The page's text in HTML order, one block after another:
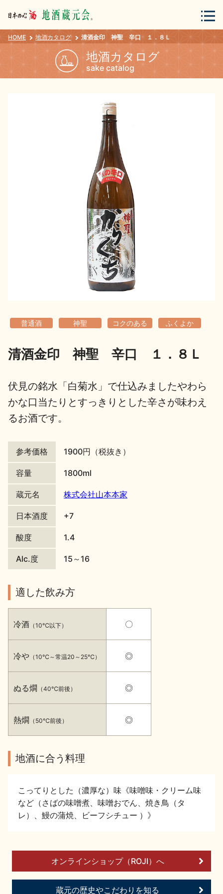
会員登録 ログイン
地酒カタログ
地酒解体新書
歳時記 地酒蔵元会検定
地酒川柳
地酒・イベント情報
季節の商品
地酒蔵元会とは
HOME 地酒カタログ 清酒金印 神聖 辛口 １．８Ｌ
地酒カタログ
sake catalog
普通酒 神聖 コクのある ふくよか
清酒金印 神聖 辛口 １．８Ｌ
伏見の銘水「白菊水」で仕込みましたやわら
かな口当たりとすっきりとした辛さが味わえ
るお酒です。
参考価格 1900円（税抜き）
容量 1800ml
蔵元名 株式会社山本本家
日本酒度 +7
酸度 1.4
Alc.度 15～16
適した飲み方
冷酒 （10℃以下）
冷や （10℃～常温20～25℃）
ぬる燗 （40℃前後）
熱燗 （50℃前後）
〇
◎
◎
◎
地酒に合う料理
こってりとした（濃厚な）味《味噌味・クリーム味
など（さばの味噌煮、味噌おでん、焼き鳥（タ
レ）、鰻の蒲焼、ビーフシチュー ）》
オンラインショップ（ROJI）へ
蔵元の歴史やこだわりを知る